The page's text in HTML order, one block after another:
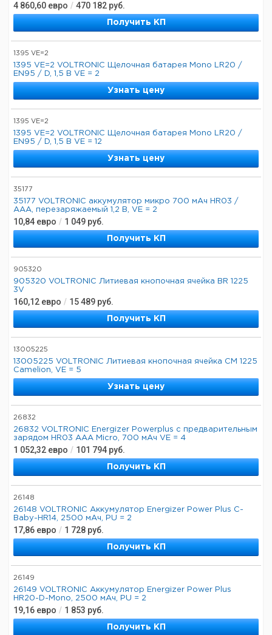
4 860,60 евро / 470 182 руб.
Получить КП
1395 VE=2
1395 VE=2 VOLTRONIC Щелочная батарея Mono LR20 /
EN95 / D, 1,5 В VE = 2
Узнать цену
1395 VE=2
1395 VE=2 VOLTRONIC Щелочная батарея Mono LR20 /
EN95 / D, 1,5 В VE = 12
Узнать цену
35177
35177 VOLTRONIC аккумулятор микро 700 мАч HR03 /
AAA, перезаряжаемый 1,2 В, VE = 2
10,84 евро / 1 049 руб.
Получить КП
905320
905320 VOLTRONIC Литиевая кнопочная ячейка BR 1225
3V
160,12 евро / 15 489 руб.
Получить КП
13005225
13005225 VOLTRONIC Литиевая кнопочная ячейка CM 1225
Camelion, VE = 5
Узнать цену
26832
26832 VOLTRONIC Energizer Powerplus с предварительным
зарядом HR03 AAA Micro, 700 мАч VE = 4
1 052,32 евро / 101 794 руб.
Получить КП
26148
26148 VOLTRONIC Аккумулятор Energizer Power Plus C-
Baby-HR14, 2500 мАч, PU = 2
17,86 евро / 1 728 руб.
Получить КП
26149
26149 VOLTRONIC Аккумулятор Energizer Power Plus
HR20-D-Mono, 2500 мАч, PU = 2
19,16 евро / 1 853 руб.
Получить КП